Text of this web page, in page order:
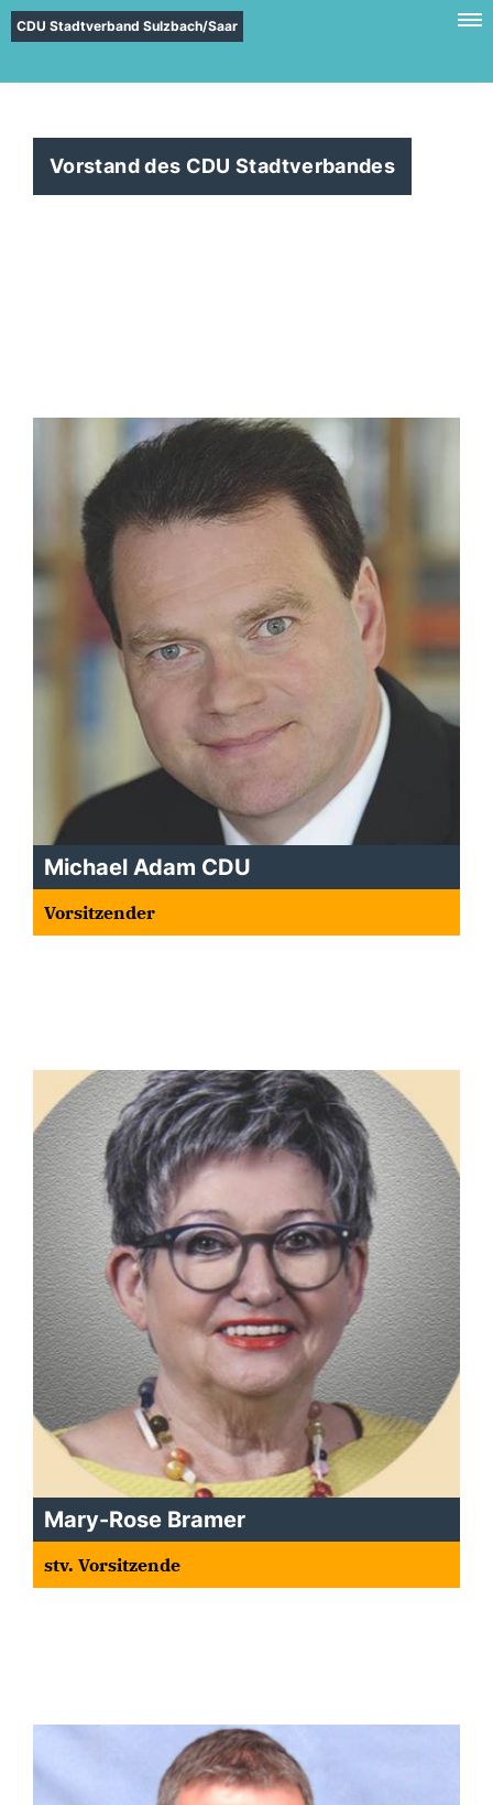
CDU Stadtverband Sulzbach/Saar
Vorstand des CDU Stadtverbandes
Michael Adam CDU
Vorsitzender
Mary-Rose Bramer
stv. Vorsitzende